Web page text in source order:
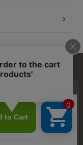
イバシーポリシー
店舗リスト